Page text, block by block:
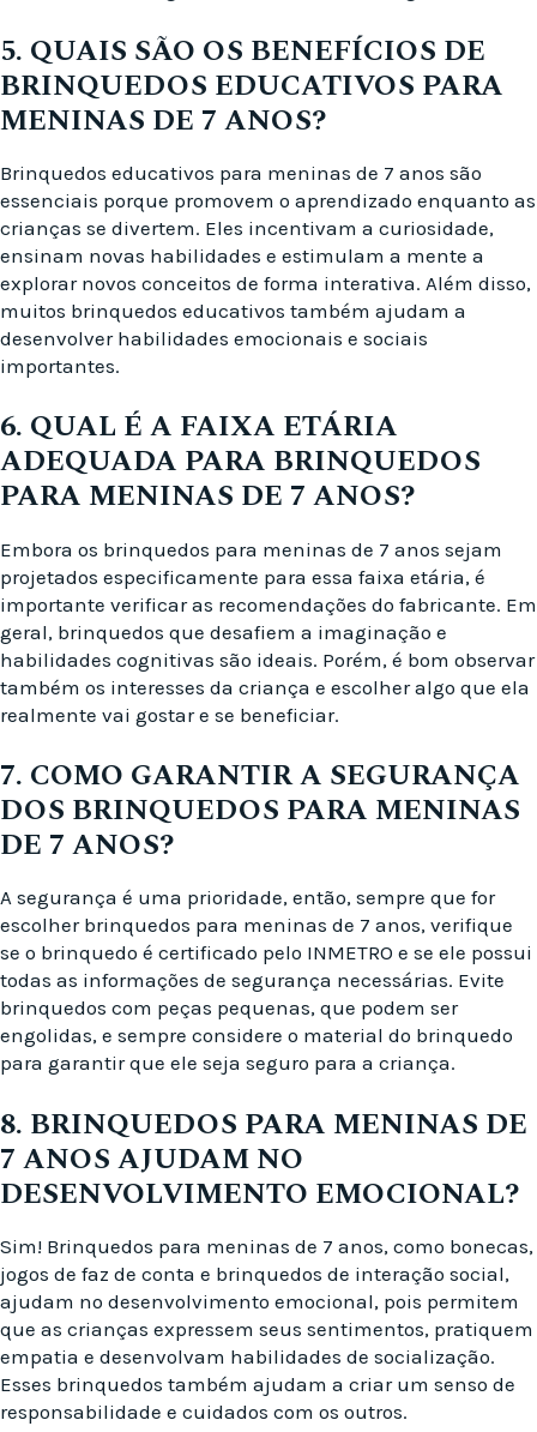
5. QUAIS SÃO OS BENEFÍCIOS DE
BRINQUEDOS EDUCATIVOS PARA
MENINAS DE 7 ANOS?
Brinquedos educativos para meninas de 7 anos são
essenciais porque promovem o aprendizado enquanto as
crianças se divertem. Eles incentivam a curiosidade,
ensinam novas habilidades e estimulam a mente a
explorar novos conceitos de forma interativa. Além disso,
muitos brinquedos educativos também ajudam a
desenvolver habilidades emocionais e sociais
importantes.
6. QUAL É A FAIXA ETÁRIA
ADEQUADA PARA BRINQUEDOS
PARA MENINAS DE 7 ANOS?
Embora os brinquedos para meninas de 7 anos sejam
projetados especificamente para essa faixa etária, é
importante verificar as recomendações do fabricante. Em
geral, brinquedos que desafiem a imaginação e
habilidades cognitivas são ideais. Porém, é bom observar
também os interesses da criança e escolher algo que ela
realmente vai gostar e se beneficiar.
7. COMO GARANTIR A SEGURANÇA
DOS BRINQUEDOS PARA MENINAS
DE 7 ANOS?
A segurança é uma prioridade, então, sempre que for
escolher brinquedos para meninas de 7 anos, verifique
se o brinquedo é certificado pelo INMETRO e se ele possui
todas as informações de segurança necessárias. Evite
brinquedos com peças pequenas, que podem ser
engolidas, e sempre considere o material do brinquedo
para garantir que ele seja seguro para a criança.
8. BRINQUEDOS PARA MENINAS DE
7 ANOS AJUDAM NO
DESENVOLVIMENTO EMOCIONAL?
Sim! Brinquedos para meninas de 7 anos, como bonecas,
jogos de faz de conta e brinquedos de interação social,
ajudam no desenvolvimento emocional, pois permitem
que as crianças expressem seus sentimentos, pratiquem
empatia e desenvolvam habilidades de socialização.
Esses brinquedos também ajudam a criar um senso de
responsabilidade e cuidados com os outros.